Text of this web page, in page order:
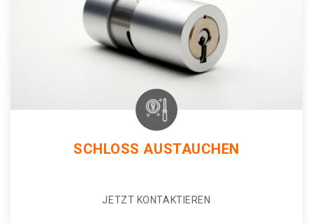
SCHLOSS AUSTAUCHEN
JETZT KONTAKTIEREN